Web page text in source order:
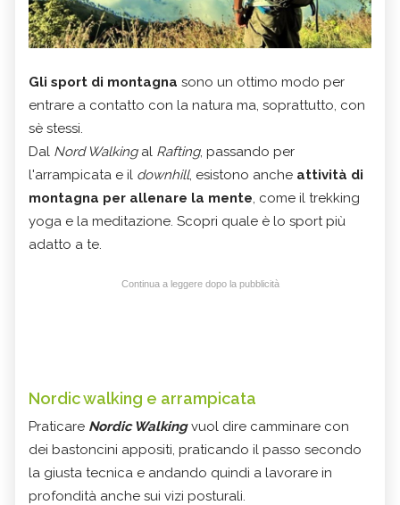
Gli sport di montagna sono un ottimo modo per
entrare a contatto con la natura ma, soprattutto, con
sè stessi.
Dal Nord Walkingal Rafting, passando per
l'arrampicata e il downhill, esistono anche attività di
montagna per allenare la mente, come il trekking
yoga e la meditazione. Scopri quale è lo sport più
adatto a te.
Continua a leggere dopo la pubblicità
Nordic walking e arrampicata
Praticare Nordic Walkingvuol dire camminare con
dei bastoncini appositi, praticando il passo secondo
la giusta tecnica e andando quindi a lavorare in
profondità anche sui vizi posturali.